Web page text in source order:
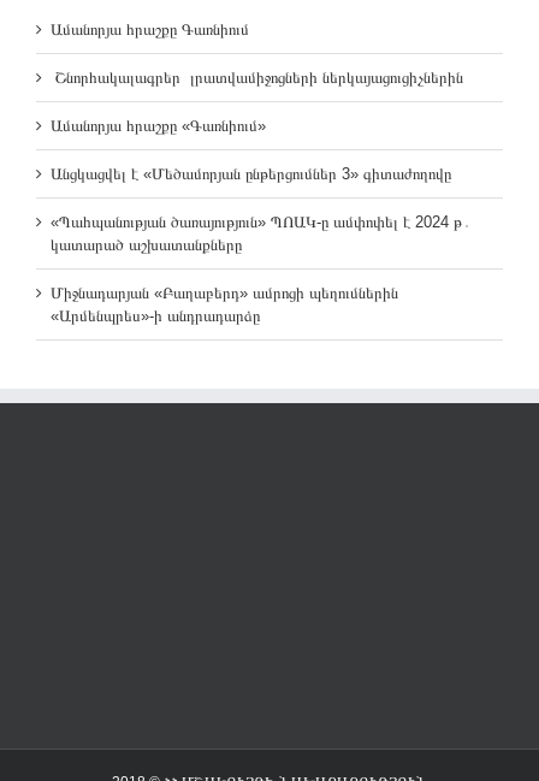
Ամանորյա հրաշքը Գառնիում
Շնորհակալագրեր լրատվամիջոցների ներկայացուցիչներին
Ամանորյա հրաշքը «Գառնիում»
Անցկացվել է «Մեծամորյան ընթերցումներ 3» գիտաժողովը
«Պահպանության ծառայություն» ՊՈԱԿ-ը ամփոփել է 2024 թ․
կատարած աշխատանքները
Միջնադարյան «Բաղաբերդ» ամրոցի պեղումներին
«Արմենպրես»-ի անդրադարձը